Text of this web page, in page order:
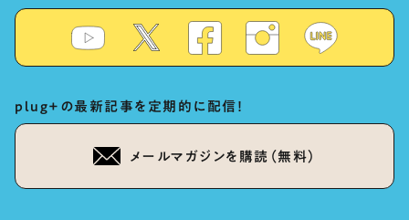
plug+の最新記事を定期的に配信！
メールマガジンを購読（無料）